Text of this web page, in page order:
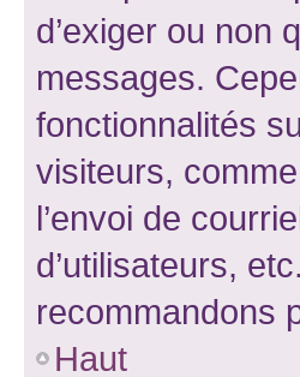
d’exiger ou non
messages.
fonctionnalités
visiteurs,
l’envoi de
d’utilisateurs,
recommandons
Haut